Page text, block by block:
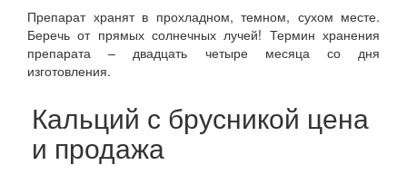
Препарат хранят в прохладном, темном, сухом месте.
Беречь от прямых солнечных лучей! Термин хранения
препарата – двадцать четыре месяца со дня
изготовления.
Кальций с брусникой цена
и продажа